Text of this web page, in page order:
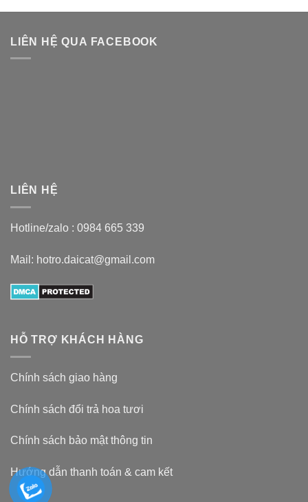
LIÊN HỆ QUA FACEBOOK
LIÊN HỆ
Hotline/zalo : 0984 665 339
Mail: hotro.daicat@gmail.com
HỖ TRỢ KHÁCH HÀNG
Chính sách giao hàng
Chính sách đổi trả hoa tươi
Chính sách bảo mật thông tin
Hướng dẫn thanh toán & cam kết